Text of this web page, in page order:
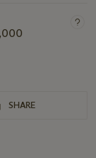
SHARE